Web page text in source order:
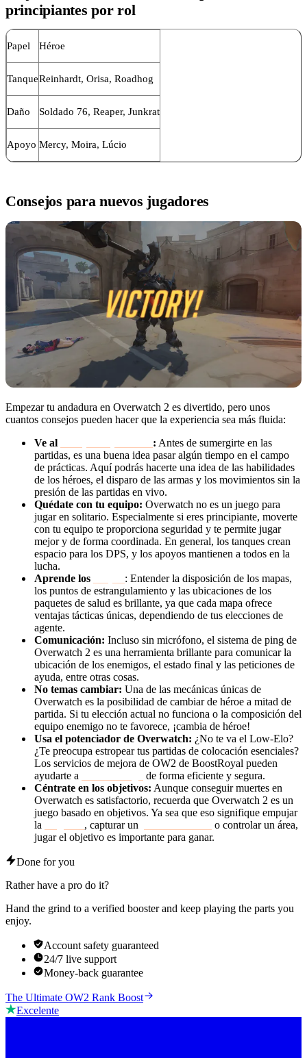
principiantes por rol
Papel Héroe
TanqueReinhardt, Orisa, Roadhog
Daño Soldado 76, Reaper, Junkrat
Apoyo Mercy, Moira, Lúcio
Consejos para nuevos jugadores
Empezar tu andadura en Overwatch 2 es divertido, pero unos
cuantos consejos pueden hacer que la experiencia sea más fluida:
Ve al
: Antes de sumergirte en las
partidas, es una buena idea pasar algún tiempo en el campo
de prácticas. Aquí podrás hacerte una idea de las habilidades
de los héroes, el disparo de las armas y los movimientos sin la
presión de las partidas en vivo.
Quédate con tu equipo: Overwatch no es un juego para
jugar en solitario. Especialmente si eres principiante, moverte
con tu equipo te proporciona seguridad y te permite jugar
mejor y de forma coordinada. En general, los tanques crean
espacio para los DPS, y los apoyos mantienen a todos en la
lucha.
Aprende los
: Entender la disposición de los mapas,
los puntos de estrangulamiento y las ubicaciones de los
paquetes de salud es brillante, ya que cada mapa ofrece
ventajas tácticas únicas, dependiendo de tus elecciones de
agente.
Comunicación: Incluso sin micrófono, el sistema de ping de
Overwatch 2 es una herramienta brillante para comunicar la
ubicación de los enemigos, el estado final y las peticiones de
ayuda, entre otras cosas.
No temas cambiar: Una de las mecánicas únicas de
Overwatch es la posibilidad de cambiar de héroe a mitad de
partida. Si tu elección actual no funciona o la composición del
equipo enemigo no te favorece, ¡cambia de héroe!
Usa el potenciador de Overwatch: ¿No te va el Low-Elo?
¿Te preocupa estropear tus partidas de colocación esenciales?
Los servicios de mejora de OW2 de BoostRoyal pueden
ayudarte a
de forma eficiente y segura.
Céntrate en los objetivos: Aunque conseguir muertes en
Overwatch es satisfactorio, recuerda que Overwatch 2 es un
juego basado en objetivos. Ya sea que eso signifique empujar
la
, capturar un
o controlar un área,
jugar el objetivo es importante para ganar.
Done for you
Rather have a pro do it?
Hand the grind to a verified booster and keep playing the parts you
enjoy.
Account safety guaranteed
24/7 live support
Money-back guarantee
The Ultimate OW2 Rank Boost
Excelente